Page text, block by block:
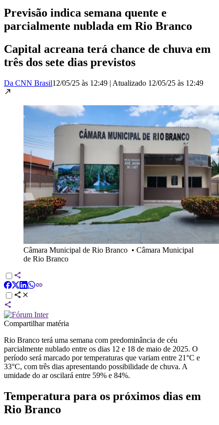
Previsão indica semana quente e
parcialmente nublada em Rio Branco
Capital acreana terá chance de chuva em
três dos sete dias previstos
Da CNN Brasil12/05/25 às 12:49 | Atualizado 12/05/25 às 12:49
Câmara Municipal de Rio Branco • Câmara Municipal
de Rio Branco
Compartilhar matéria
Rio Branco terá uma semana com predominância de céu
parcialmente nublado entre os dias 12 e 18 de maio de 2025. O
período será marcado por temperaturas que variam entre 21°C e
33°C, com três dias apresentando possibilidade de chuva. A
umidade do ar oscilará entre 59% e 84%.
Temperatura para os próximos dias em
Rio Branco